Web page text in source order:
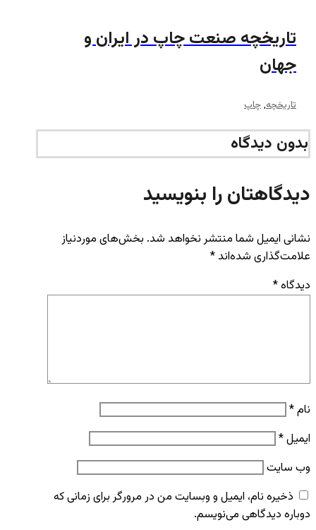
تاریخچه صنعت چاپ در ایران و
جهان
تاریخچه,چاپ
بدون دیدگاه
دیدگاهتان را بنویسید
نشانی ایمیل شما منتشر نخواهد شد. بخش‌های موردنیاز
علامت‌گذاری شده‌اند *
دیدگاه*
نام*
ایمیل*
وب‌ سایت
ذخیره نام، ایمیل و وبسایت من در مرورگر برای زمانی که
دوباره دیدگاهی می‌نویسم.